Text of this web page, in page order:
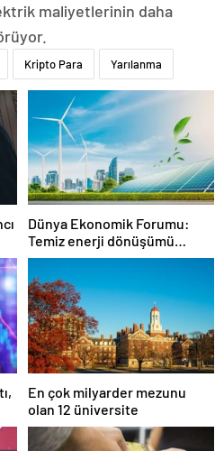
maliyetlerinin daha
Kripto Para Yarılanma
Dünya Ekonomik Forumu:
Temiz enerji dönüşümü
yavaşlıyor
En çok milyarder mezunu
olan 12 üniversite